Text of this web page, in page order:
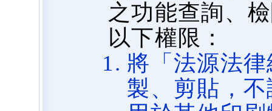
之功能查詢、
以下權限：
將「法源法
製、剪貼，